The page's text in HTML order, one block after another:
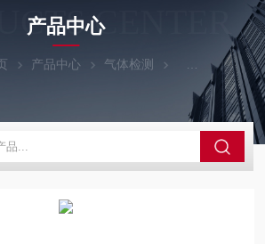
CENTER
产品中心
产品中心 气体检测 便携有毒有害